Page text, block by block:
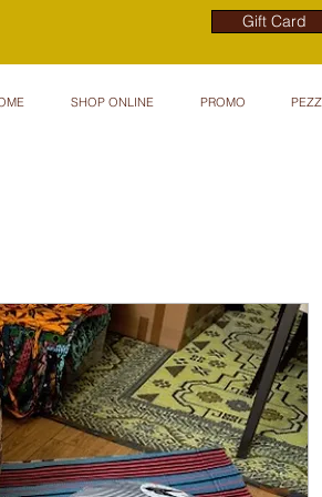
Gift Card
SHOP ONLINE PROMO